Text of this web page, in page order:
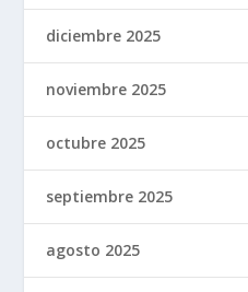
diciembre 2025
noviembre 2025
octubre 2025
septiembre 2025
agosto 2025